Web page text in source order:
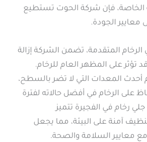
الخاصة، فإن شركة الحوت تستطيع
معايير الجودة.
المتقدمة، تضمن الشركة إزالة
تؤثر على المظهر العام للرخام.
المعدات التي لا تضر بالسطح،
على الرخام في أفضل حالاته لفترة
رخام في الفجيرة تتميز
آمنة على البيئة، مما يجعل
مع معايير السلامة والصحة.